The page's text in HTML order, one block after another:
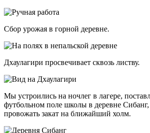
Сбор урожая в горной деревне.
Дхаулагири просвечивает сквозь листву.
Мы устроились на ночлег в лагере,
футбольном поле школы в деревне
провожать закат на ближайший холм.